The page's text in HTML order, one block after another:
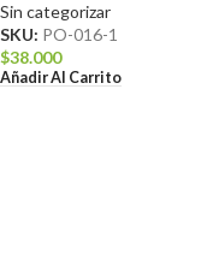
Sin categorizar
SKU: PO-016-1
$38.000
Añadir Al Carrito